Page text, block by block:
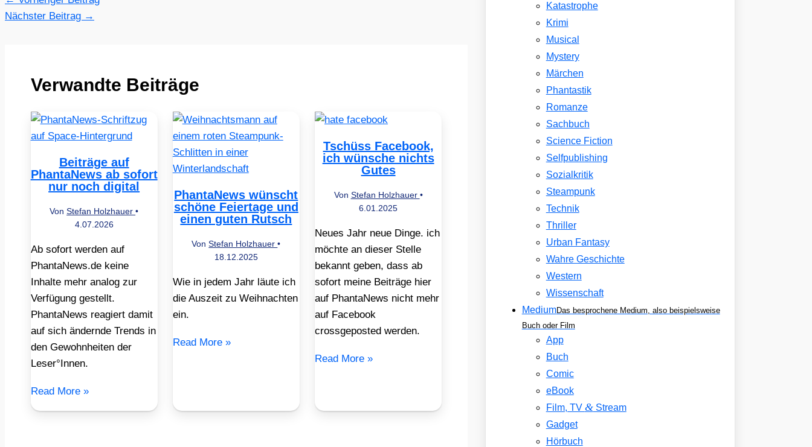
Nächster Beitrag →
Verwandte Beiträge
Beiträge auf
PhantaNews ab sofort
nur noch digital
VonStefan Holzhauer•
4.07.2026
Ab sofort werden auf
PhantaNews.de keine
Inhalte mehr analog zur
Verfügung gestellt.
PhantaNews reagiert damit
auf sich ändernde Trends in
den Gewohnheiten der
Leser°Innen.
Read More »
PhantaNews wünscht
schöne Feiertage und
einen guten Rutsch
VonStefan Holzhauer•
18.12.2025
Wie in jedem Jahr läute ich
die Auszeit zu Weihnachten
ein.
Read More »
Tschüss Facebook,
ich wünsche nichts
Gutes
Von Stefan Holzhauer •
6.01.2025
Neues Jahr neue Dinge. ich
möchte an dieser Stelle
bekannt geben, dass ab
sofort meine Beiträge hier
auf PhantaNews nicht mehr
auf Facebook
crossgeposted werden.
Read More »
Katastrophe
Krimi
Musical
Mystery
Märchen
Phantastik
Romanze
Sachbuch
Science Fiction
Selfpublishing
Sozialkritik
Steampunk
Technik
Thriller
Urban Fantasy
Wahre Geschichte
Western
Wissenschaft
MediumDas besprochene Medium, also beispielsweise
Buch oder Film
App
Buch
Comic
eBook
Film, TV &Stream
Gadget
Hörbuch